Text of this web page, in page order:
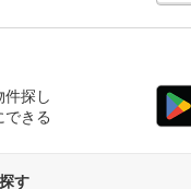
探し
きる
す